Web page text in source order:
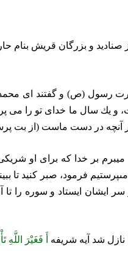
از صناديد و بزرگان قريش
رسول (ص) و گفتند اى محمد
و يك سال ما خداى تو را مى
آنچه در دست ماست (از بت
بر خدا كه براى او شريكى
فرمود، صبر كنيد تا
سر ايشان ايستاد و سوره را
نازل شد آيه شريفه‏ أَ فَغَيْرَ اللَّهِ